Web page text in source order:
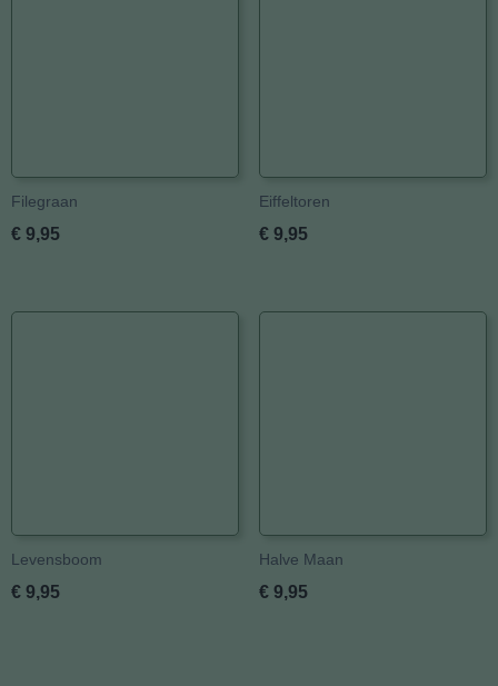
Filegraan
€ 9,95
Eiffeltoren
€ 9,95
Levensboom
€ 9,95
Halve Maan
€ 9,95